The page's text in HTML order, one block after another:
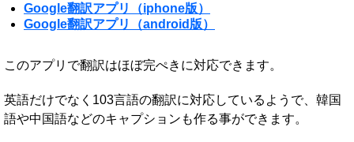
Google翻訳アプリ（iphone版）
Google翻訳アプリ（android版）
このアプリで翻訳はほぼ完ぺきに対応できます。
英語だけでなく103言語の翻訳に対応しているようで、韓国
語や中国語などのキャプションも作る事ができます。